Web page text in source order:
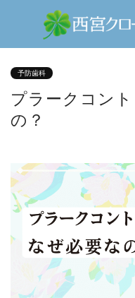
予防歯科
プラークコン
の？